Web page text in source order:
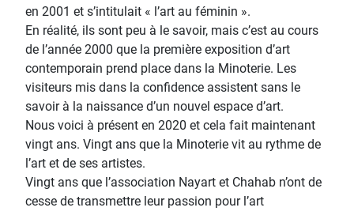
en 2001 et s’intitulait « l’art au féminin ».
En réalité, ils sont peu à le savoir, mais c’est au cours
de l’année 2000 que la première exposition d’art
contemporain prend place dans la Minoterie. Les
visiteurs mis dans la confidence assistent sans le
savoir à la naissance d’un nouvel espace d’art.
Nous voici à présent en 2020 et cela fait maintenant
vingt ans. Vingt ans que la Minoterie vit au rythme de
l’art et de ses artistes.
Vingt ans que l’association Nayart et Chahab n’ont de
cesse de transmettre leur passion pour l’art